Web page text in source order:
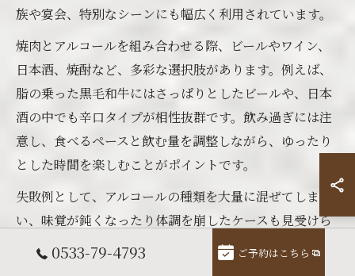
族や宴会、特別なシーンにも幅広く利用されています。
焼肉とアルコールを組み合わせる際、ビールやワイン、
日本酒、焼酎など、多彩な選択肢があります。例えば、
脂の乗った黒毛和牛にはさっぱりとしたビールや、日本
酒の中でも辛口タイプが相性抜群です。飲み過ぎには注
意し、食べるペースと飲む量を調整しながら、ゆったり
とした時間を楽しむことがポイントです。
失敗例として、アルコールの種類を大量に混ぜてしま
い、味覚が鈍くなったり体調を崩したケースも見受けら
れます。成功例としては、ドリンクの種類ごとに焼肉の
0533-79-4793 ご予約はこちら